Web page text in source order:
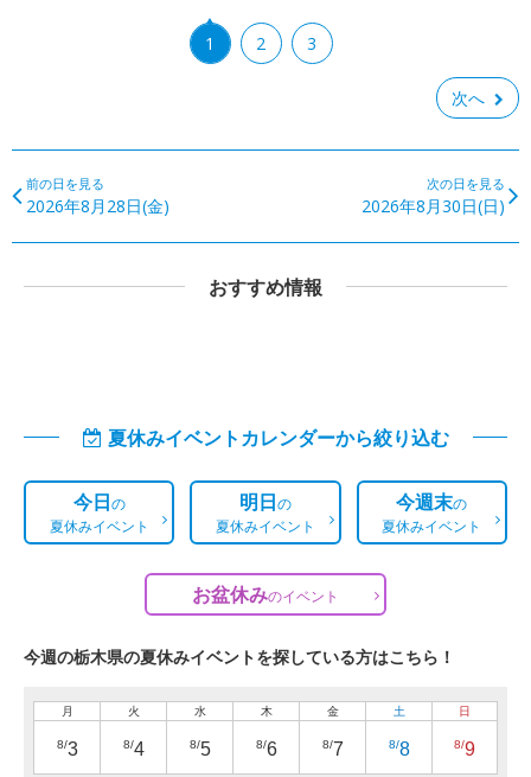
1 2 3
次へ
前の日を見る
2026年8月28日(金)
次の日を見る
2026年8月30日(日)
おすすめ情報
夏休みイベントカレンダーから絞り込む
今日の
夏休みイベント
明日の
夏休みイベント
今週末の
夏休みイベント
お盆休みのイベント
今週の栃木県の夏休みイベントを探している方はこちら！
月
8/3
火
8/4
水
8/5
木
8/6
金
8/7
土
8/8
日
8/9